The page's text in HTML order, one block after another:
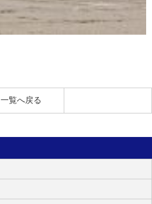
一覧へ戻る